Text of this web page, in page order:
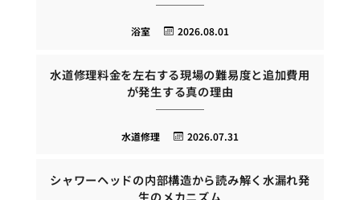
2026.08.01
浴室
水道修理料金を左右する現場の難易度と追加費用
が発生する真の理由
2026.07.31
水道修理
シャワーヘッドの内部構造から読み解く水漏れ発
生のメカニズム